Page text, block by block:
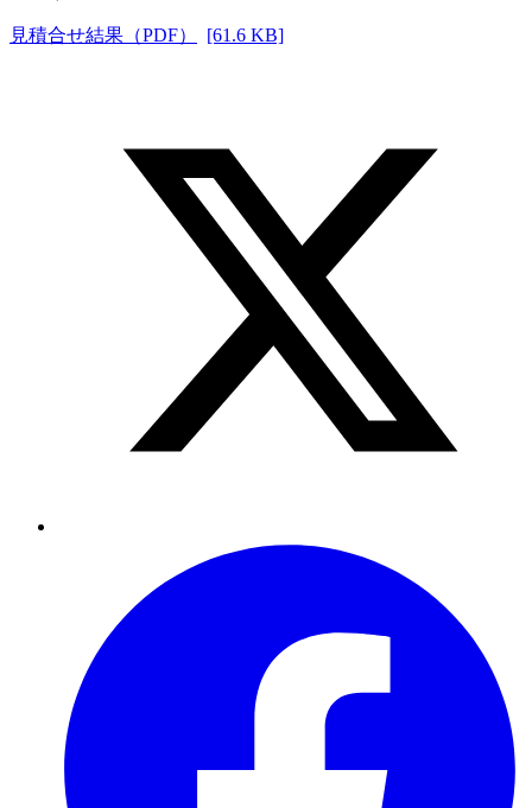
見積合せ結果（PDF） [61.6 KB]